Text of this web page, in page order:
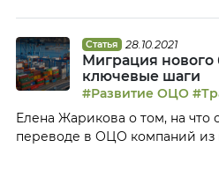
рассказала, на каких
наибольший эффект, какую
роботизации использует
«малой роботизации», как
Статья 28.10.2021
Миграция
ключевые шаги
#Развитие ОЦО
Елена Жарикова о том, на что
переводе в ОЦО компаний из